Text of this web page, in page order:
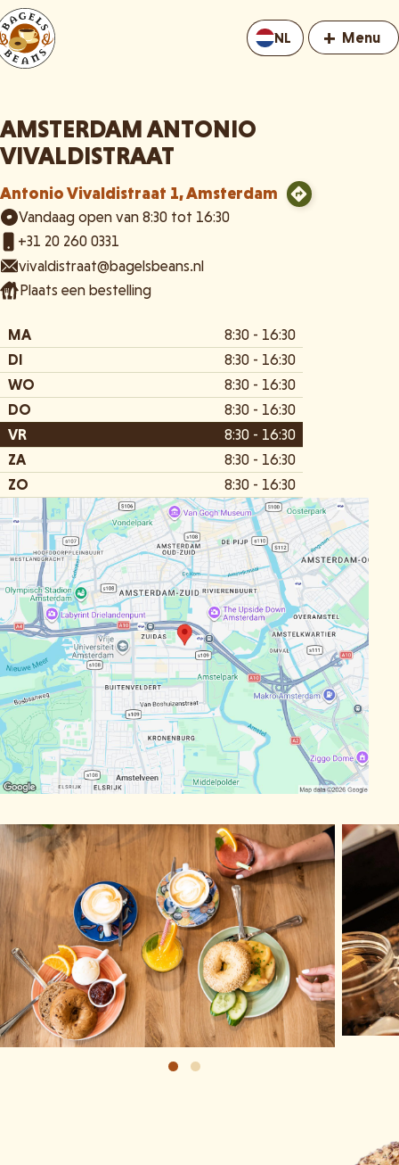
+ Menu
NL
AMSTERDAM ANTONIO
VIVALDISTRAAT
Antonio Vivaldistraat 1, Amsterdam
Vandaag open van 8:30 tot 16:30
+31 20 260 0331
vivaldistraat@bagelsbeans.nl
Plaats een bestelling
MA
8:30 - 16:30
DI
8:30 - 16:30
WO
8:30 - 16:30
DO
8:30 - 16:30
VR
8:30 - 16:30
ZA
8:30 - 16:30
ZO
8:30 - 16:30